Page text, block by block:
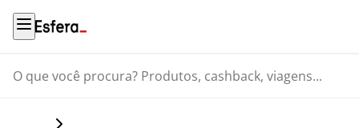
O que você procura? Produtos, cashback, viagens...